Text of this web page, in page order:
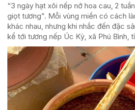
“3 ngày hạt xôi nếp nở hoa cau, 2
giọt tương”. Mỗi vùng miền có cách
khác nhau, nhưng khi nhắc đến đặc
kể tới tương nếp Úc Kỳ, xã Phú Bình,